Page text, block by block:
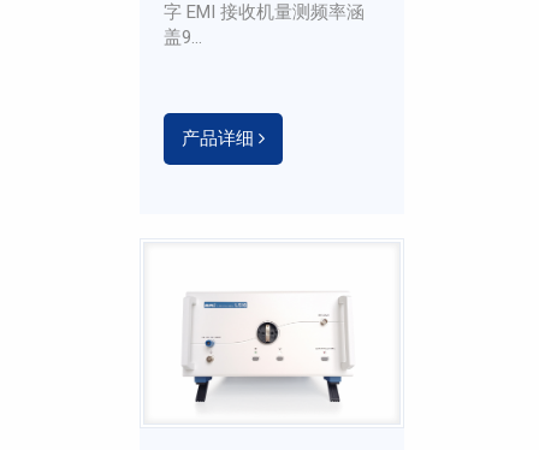
字 EMI 接收机量测频率涵
盖9...
产品详细